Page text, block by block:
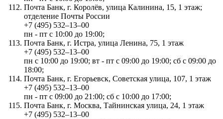
Почта Банк, г. Королёв, улица Калинина, 15, 1 этаж;
отделение Почты России
+7 (495) 532‒13‒00
пн - пт с 10:00 до 19:00;
Почта Банк, г. Истра, улица Ленина, 75, 1 этаж
+7 (495) 532‒13‒00
пн с 10:00 до 19:00; вт - пт с 09:00 до 19:00; сб с 09:00 до
18:00;
Почта Банк, г. Егорьевск, Советская улица, 107, 1 этаж
+7 (495) 532‒13‒00
пн - пт с 09:00 до 21:00; сб с 10:00 до 17:00;
Почта Банк, г. Москва, Тайнинская улица, 24, 1 этаж
+7 (495) 532‒13‒00